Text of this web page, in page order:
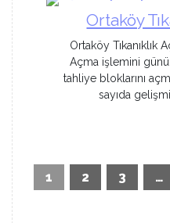
Ortaköy
Ortaköy Tıkanıklık
Açma işlemini
tahliye bloklarını
sayıda
1 2 3 …